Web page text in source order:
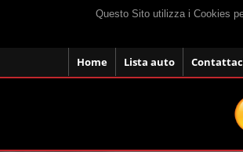
Questo Sito utilizza i Cookies
Home Lista auto